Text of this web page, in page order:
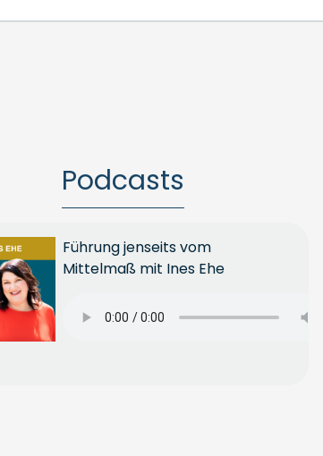
Podcasts
Führung jenseits vom
Mittelmaß mit Ines Ehe